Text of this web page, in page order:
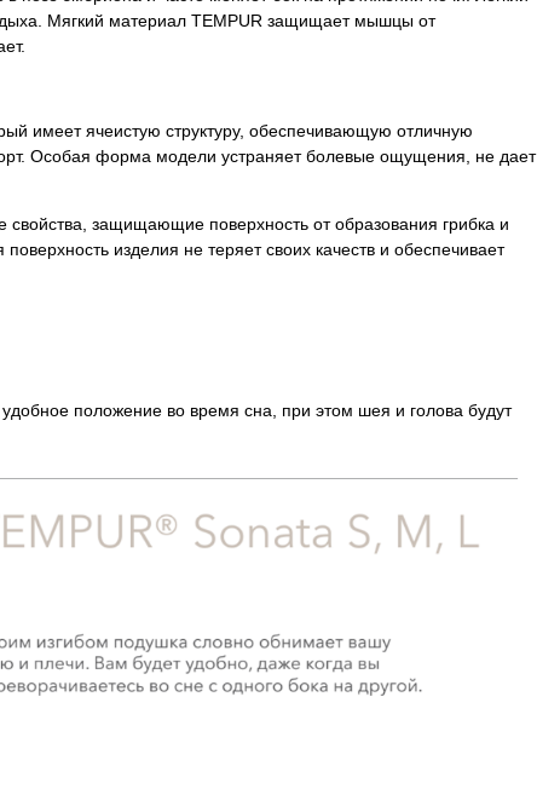
Мягкий материал TEMPUR защищает мышцы от
имеет ячеистую структуру, обеспечивающую отличную
Особая форма модели устраняет болевые ощущения, не дает
защищающие поверхность от образования грибка и
изделия не теряет своих качеств и обеспечивает
положение во время сна, при этом шея и голова будут